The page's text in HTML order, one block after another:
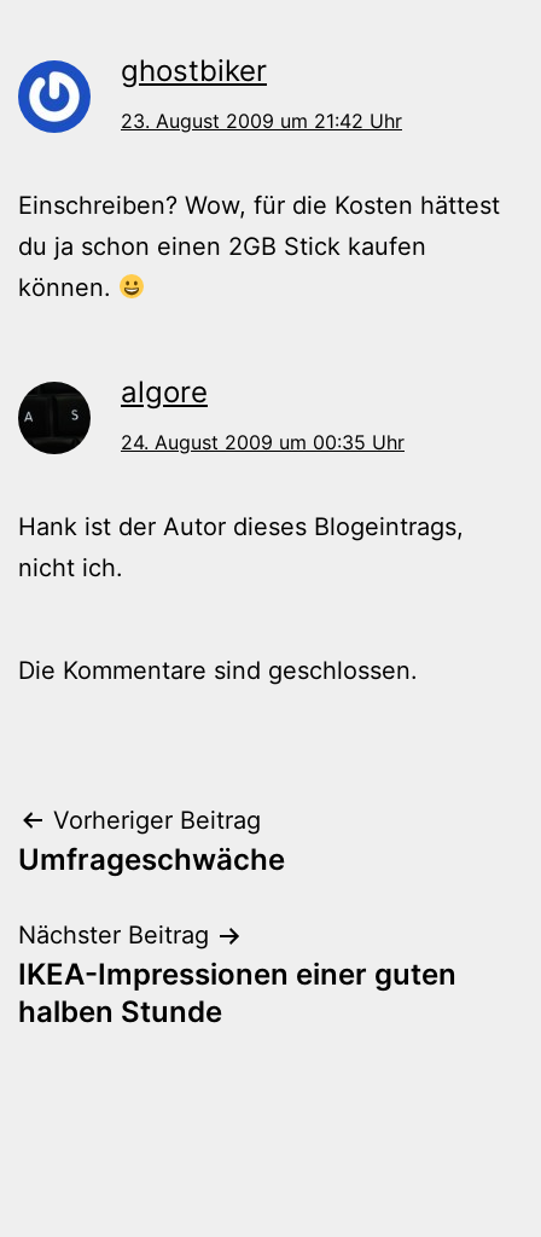
ghostbiker
23. August 2009 um 21:42 Uhr
Einschreiben? Wow, für die Kosten hättest
du ja schon einen 2GB Stick kaufen
können.
algore
24. August 2009 um 00:35 Uhr
Hank ist der Autor dieses Blogeintrags,
nicht ich.
Die Kommentare sind geschlossen.
Beitragsnavigation
Vorheriger Beitrag
Umfrageschwäche
Nächster Beitrag
IKEA-Impressionen einer guten
halben Stunde